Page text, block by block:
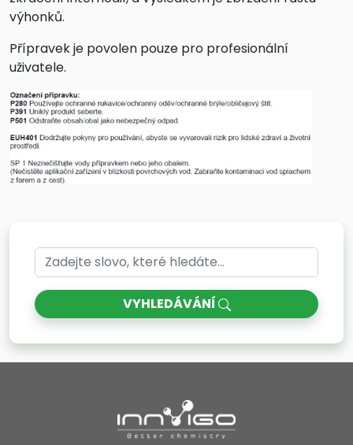
výhonků.
Přípravek je povolen pouze pro profesionální
uživatele.
VYHLEDÁVÁNÍ